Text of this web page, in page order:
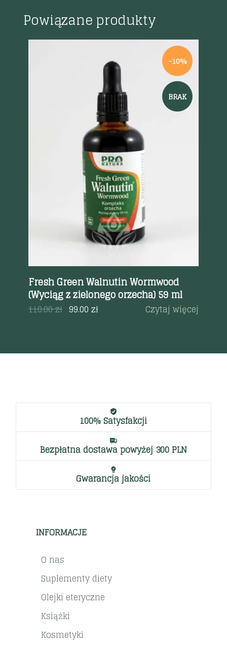
Powiązane produkty
-10%
BRAK
Szybki podgląd
Fresh Green Walnutin Wormwood
(Wyciąg z zielonego orzecha) 59 ml
110.00zł 99.00zł Czytaj więcej
100% Satysfakcji
Bezpłatna dostawa powyżej 300 PLN
Gwarancja jakości
INFORMACJE
O nas
Suplementy diety
Olejki eteryczne
Książki
Kosmetyki